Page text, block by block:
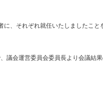
、それぞれ就任いたしましたこと
会運営委員会委員長より会議結